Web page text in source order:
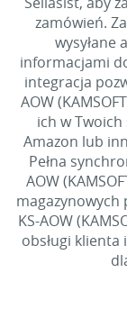
zamówień.
wysyłane
informacjami
integracja
AOW
ich w
Amazon lub
Pełna
AOW
magazynowych
KS-AOW
obsługi